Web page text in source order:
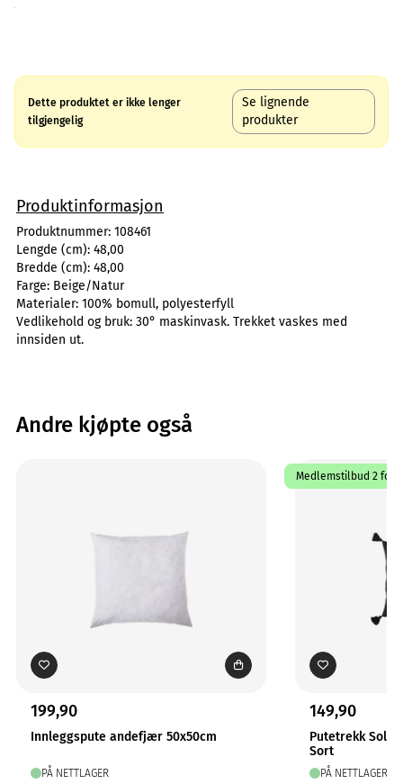
Dette produktet er ikke lenger
tilgjengelig
Se lignende
produkter
Produktinformasjon
Produktnummer: 108461
Lengde (cm): 48,00
Bredde (cm): 48,00
Farge: Beige/Natur
Materialer: 100% bomull, polyesterfyll
Vedlikehold og bruk: 30° maskinvask. Trekket vaskes med
innsiden ut.
Andre kjøpte også
199,90
Innleggspute andefjær 50x50cm
PÅ NETTLAGER
Medlemstilbud 2 for 1
149,90
Putetrekk Solo
Sort
PÅ NETTLAGER